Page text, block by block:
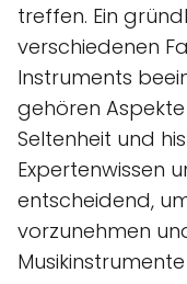
treffen. Ein
verschiedenen
Instruments
gehören
Seltenheit und
Expertenwissen
entscheidend,
vorzunehmen
Musikinstrumente